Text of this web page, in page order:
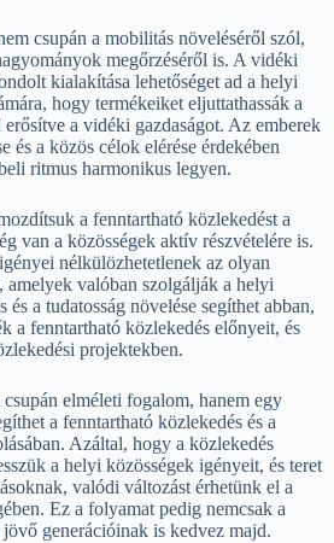
csupán a mobilitás növeléséről szól,
megőrzéséről is. A vidéki
kialakítása lehetőséget ad a helyi
hogy termékeiket eljuttathassák a
a vidéki gazdaságot. Az emberek
és a közös célok elérése érdekében
ritmus harmonikus legyen.
a fenntartható közlekedést a
van a közösségek aktív részvételére is.
nélkülözhetetlenek az olyan
amelyek valóban szolgálják a helyi
a tudatosság növelése segíthet abban,
a fenntartható közlekedés előnyeit, és
projektekben.
csupán elméleti fogalom, hanem egy
a fenntartható közlekedés és a
Azáltal, hogy a közlekedés
a helyi közösségek igényeit, és teret
valódi változást érhetünk el a
Ez a folyamat pedig nemcsak a
generációinak is kedvez majd.